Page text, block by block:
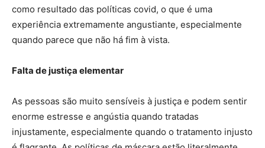
como resultado das políticas covid, o que é uma
experiência extremamente angustiante, especialmente
quando parece que não há fim à vista.
Falta de justiça elementar
As pessoas são muito sensíveis à justiça e podem sentir
enorme estresse e angústia quando tratadas
injustamente, especialmente quando o tratamento injusto